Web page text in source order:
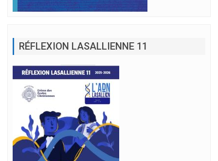
RÉFLEXION LASALLIENNE 11